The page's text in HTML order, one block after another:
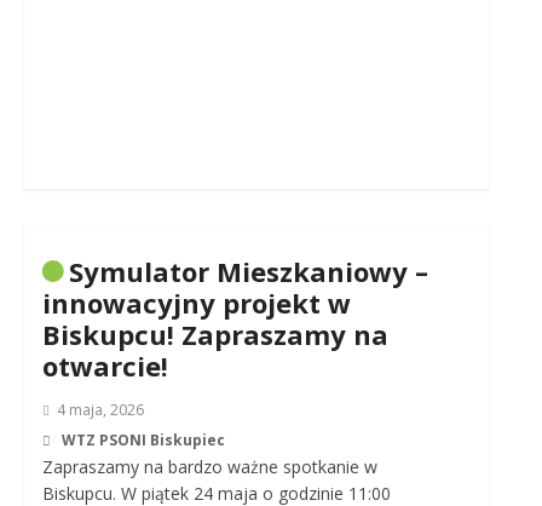
Symulator Mieszkaniowy –
innowacyjny projekt w
Biskupcu! Zapraszamy na
otwarcie!
4 maja, 2026
WTZ PSONI Biskupiec
Zapraszamy na bardzo ważne spotkanie w
Biskupcu. W piątek 24 maja o godzinie 11:00